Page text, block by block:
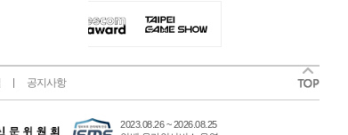
공지사항
2023.08.26 ~ 2026.08.25